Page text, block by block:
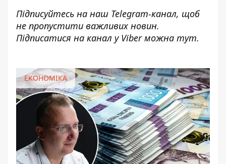
Підписуйтесь на наш Telegram-канал, щоб
не пропустити важливих новин.
Підписатися на канал у Viber можна тут.
ЕКОНОМІКА